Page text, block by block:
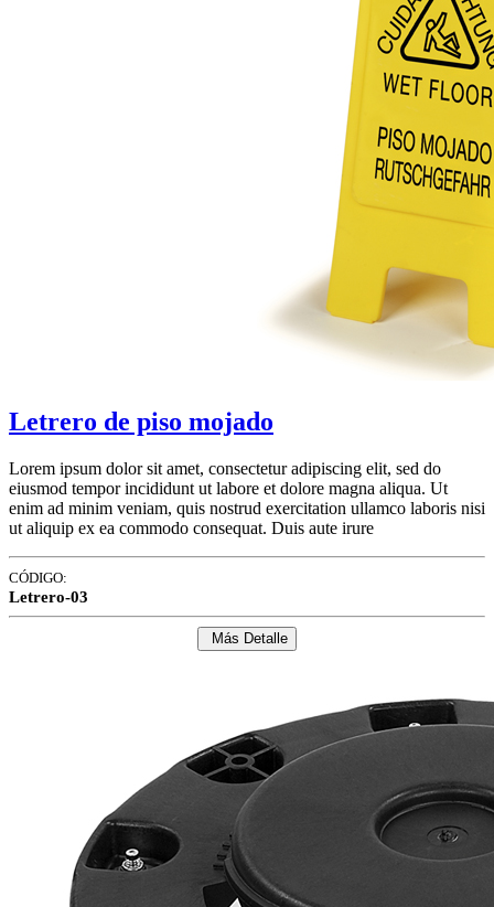
Letrero de piso mojado
Lorem ipsum dolor sit amet, consectetur adipiscing elit, sed do
eiusmod tempor incididunt ut labore et dolore magna aliqua. Ut
enim ad minim veniam, quis nostrud exercitation ullamco laboris nisi
ut aliquip ex ea commodo consequat. Duis aute irure
CÓDIGO:
Letrero-03
Más Detalle